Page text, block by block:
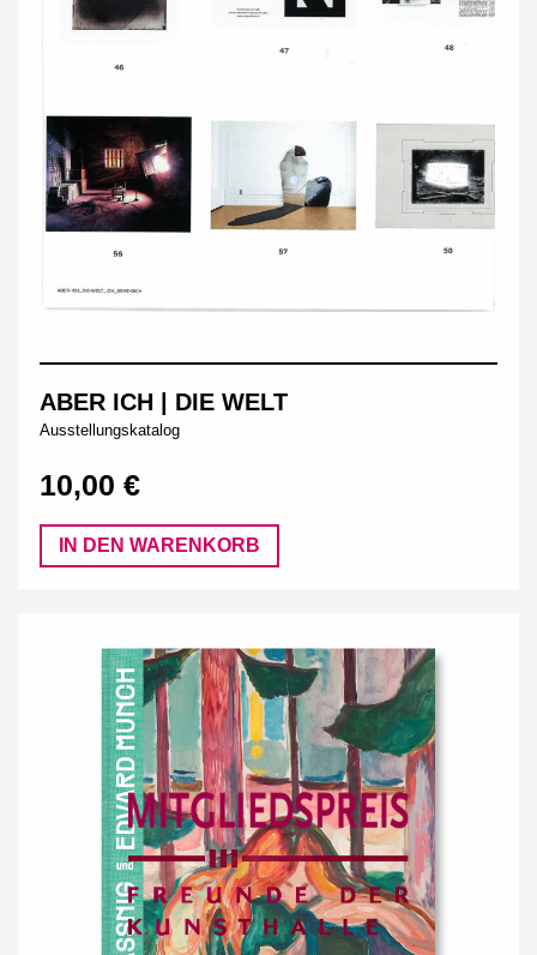
ABER ICH | DIE WELT
Ausstellungskatalog
10,00 €
IN DEN WARENKORB